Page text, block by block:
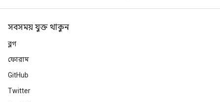
সবসময় যুক্ত থাকুন
ব্লগ
ফোরাম
GitHub
Twitter